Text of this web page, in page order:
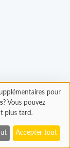
pour
? Vous pouvez
plus tard.
Accepter tout